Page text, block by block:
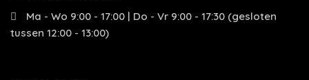
Ma - Wo 9:00 - 17:00 | Do - Vr 9:00 - 17:30 (gesloten
tussen 12:00 - 13:00)